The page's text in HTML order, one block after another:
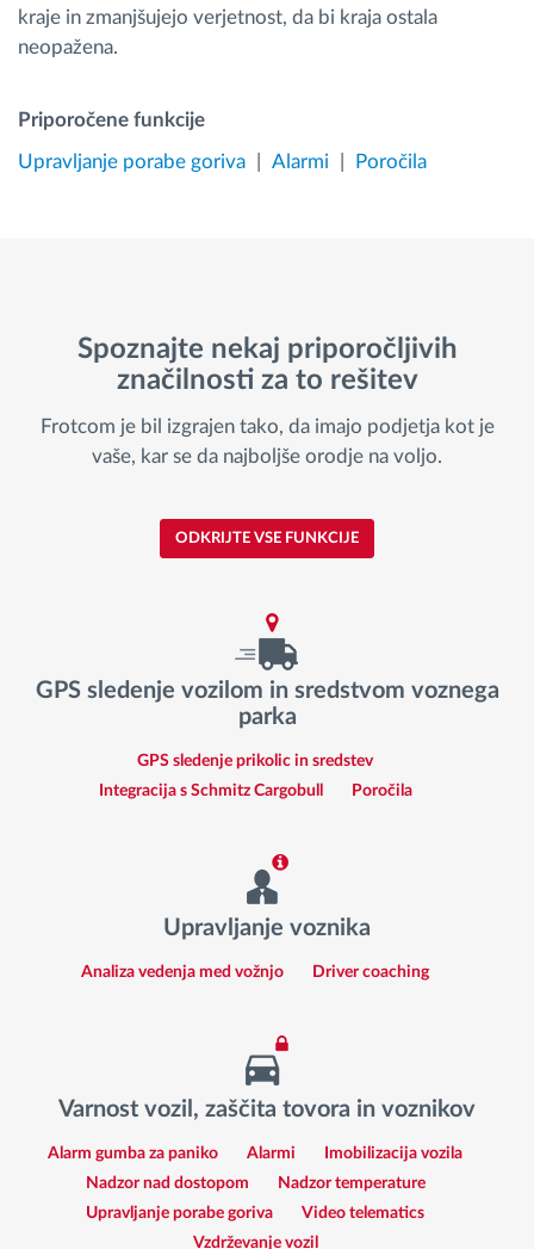
kraje in zmanjšujejo verjetnost, da bi kraja ostala
neopažena.
Priporočene funkcije
Upravljanje porabe goriva Alarmi Poročila
Spoznajte nekaj priporočljivih
značilnosti za to rešitev
Frotcom je bil izgrajen tako, da imajo podjetja kot je
vaše, kar se da najboljše orodje na voljo.
ODKRIJTE VSE FUNKCIJE
GPS sledenje vozilom in sredstvom voznega
parka
GPS sledenje prikolic in sredstev
Integracija s Schmitz Cargobull
Poročila
Upravljanje voznika
Analiza vedenja med vožnjo Driver coaching
Varnost vozil, zaščita tovora in voznikov
Alarm gumba za paniko Alarmi
Imobilizacija vozila
Nadzor nad dostopom
Nadzor temperature
Upravljanje porabe goriva
Video telematics
Vzdrževanje vozil